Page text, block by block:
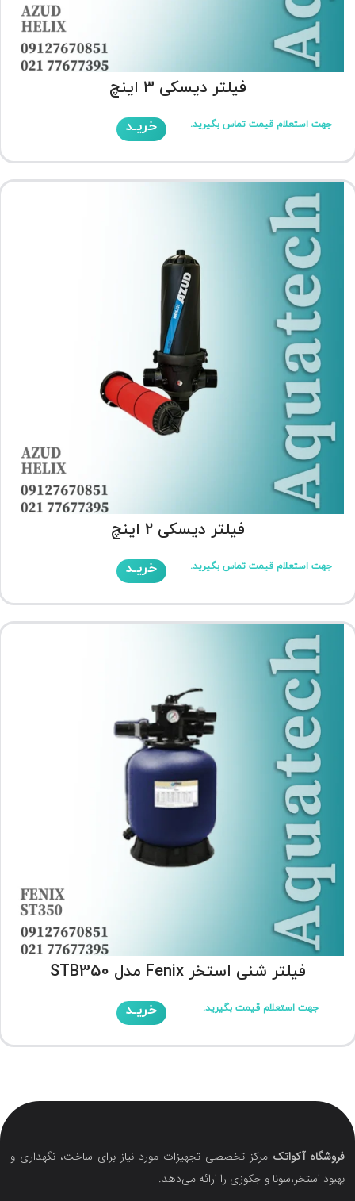
فیلتر دیسکی 3 اینچ
جهت استعلام قیمت تماس بگیرید. خریـد
فیلتر دیسکی 2 اینچ
جهت استعلام قیمت تماس بگیرید. خریـد
فیلتر شنی استخر Fenix مدل STB350
جهت استعلام قیمت بگیرید. خریـد
فروشگاه آکواتک مرکز تخصصی تجهیزات مورد نیاز برای ساخت، نگهداری و
بهبود استخر،سونا و جکوزی را ارائه می‌دهد.